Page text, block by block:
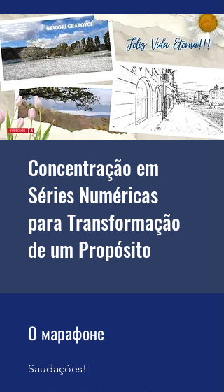
Concentração em
Séries Numéricas
para Transformação
de um Propósito
О марафоне
Saudações!